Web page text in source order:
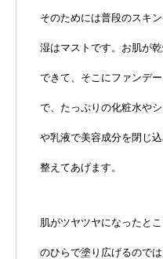
そのためには普段のスキ
湿はマストです。お肌が
できて、そこにファンデ
で、たっぷりの化粧水や
や乳液で美容成分を閉じ
整えてあげます。
肌がツヤツヤになったと
のひらで塗り広げるので